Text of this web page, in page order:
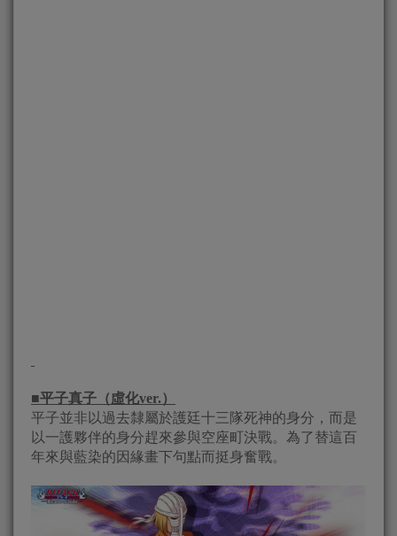
■平子真子（虛化ver.）
平子並非以過去隸屬於護廷十三隊死神的身分，而是
以一護夥伴的身分趕來參與空座町決戰。為了替這百
年來與藍染的因緣畫下句點而挺身奮戰。